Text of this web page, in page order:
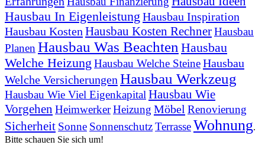
Hausbau In Eigenleistung Hausbau Inspiration
Hausbau Kosten Hausbau Kosten RechnerHausbau
Planen Hausbau Was Beachten Hausbau
Welche Heizung Hausbau Welche SteineHausbau
Welche Versicherungen Hausbau Werkzeug
Hausbau Wie Viel Eigenkapital Hausbau Wie
Vorgehen HeimwerkerHeizung Möbel Renovierung
Sicherheit Sonne SonnenschutzTerrasseWohnung.
Bitte schauen Sie sich um!